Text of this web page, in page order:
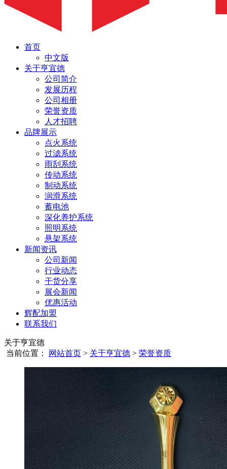
首页
中文版
关于亨宜德
公司简介
发展历程
公司相册
荣誉资质
人才招聘
品牌展示
点火系统
过滤系统
雨刮系统
传动系统
制动系统
润滑系统
蓄电池
深化养护系统
照明系统
悬架系统
新闻资讯
公司新闻
行业动态
干货分享
展会新闻
优惠活动
辉配加盟
联系我们
关于亨宜德
当前位置：
网站首页 > 关于亨宜德 > 荣誉资质